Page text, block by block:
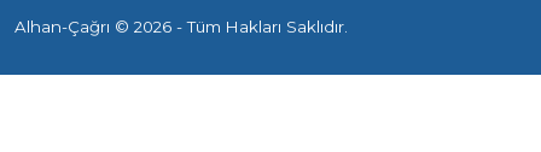
Alhan-Çağrı © 2026 - Tüm Hakları Saklıdır.